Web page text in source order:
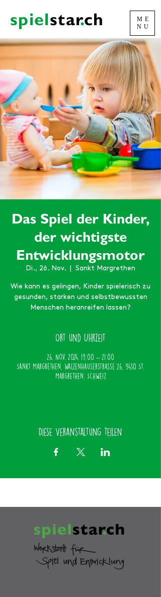
spielstar.ch
ME
NU
Das Spiel der Kinder,
der wichtigste
Entwicklungsmotor
Di., 26. Nov. Sankt Margrethen
Wie kann es gelingen, Kinder spielerisch zu
gesunden, starken und selbstbewussten
Menschen heranreifen lassen?
Ort und Uhrzeit
26. Nov. 2024, 19:00 – 21:00
Sankt Margrethen, Walzenhauserstrasse 26, 9430 St.
Margrethen, Schweiz
Diese Veranstaltung teilen